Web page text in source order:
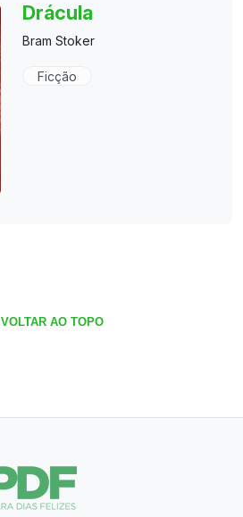
Drácula
Bram Stoker
Ficção
VOLTAR AO TOPO